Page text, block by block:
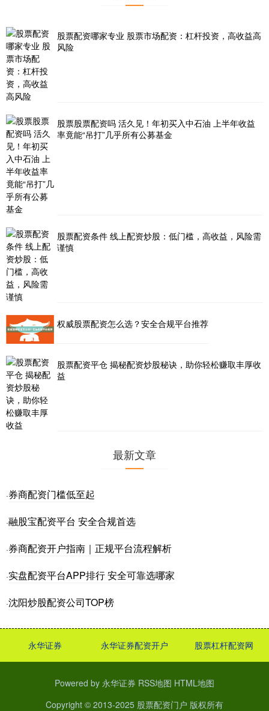
股票配资哪家专业 股票市场配资：杠杆投资，高收益高
风险
股票股票配资吗 活久见！年初买入中石油 上半年收益
率竟能“吊打”几乎所有公募基金
股票配资条件 线上配资炒股：低门槛，高收益，风险需
谨慎
权威股票配资怎么选？安全合规平台推荐
股票配资平仓 揭秘配资炒股秘诀，助你轻松赚取丰厚收
益
最新文章
·券商配资门槛低至起
·融股宝配资平台 安全合规首选
·券商配资开户指南｜正规平台流程解析
·实盘配资平台APP排行 安全可靠选哪家
·沈阳炒股配资公司TOP榜
永华证券 永华证券配资开户 股票杠杆配资网
Powered by 永华证券 RSS地图 HTML地图
Copyright © 2013-2025 股票配资门户 版权所有